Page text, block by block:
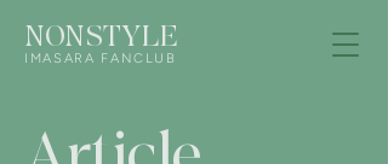
NONSTYLE
IMASARA FANCLUB